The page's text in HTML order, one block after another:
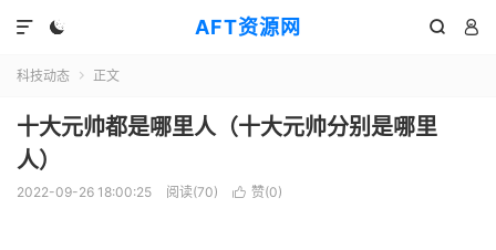
AFT资源网
  

科技动态  正文
十大元帅都是哪里人（十大元帅分别是哪里
人）
2022-09-26 18:00:25 阅读(70)  赞(0)